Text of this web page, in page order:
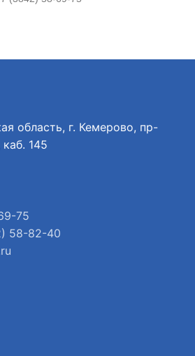
область, г. Кемерово, пр-
145
75
58-82-40